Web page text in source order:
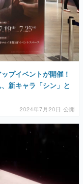
プイベントが開催！
新キャラ「シン」と
2024年7月20日 公開